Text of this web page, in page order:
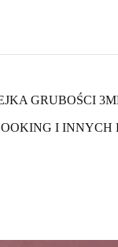
GRUBOŚCI
I